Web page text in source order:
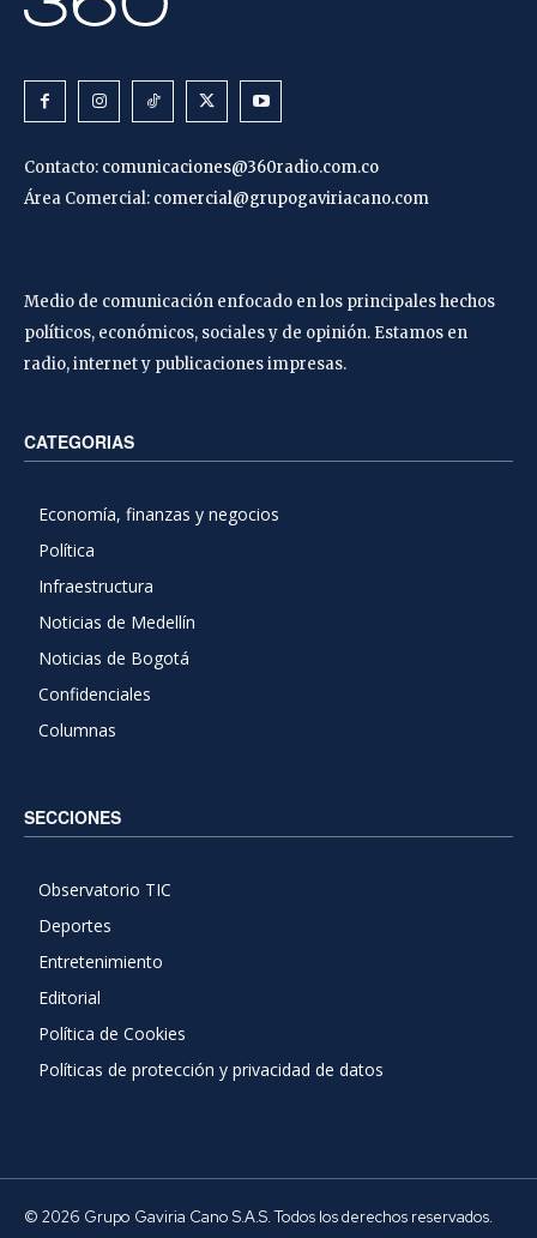
Contacto: comunicaciones@360radio.com.co
Área Comercial: comercial@grupogaviriacano.com
Medio de comunicación enfocado en los principales hechos
políticos, económicos, sociales y de opinión. Estamos en
radio, internet y publicaciones impresas.
CATEGORIAS
Economía, finanzas y negocios
Política
Infraestructura
Noticias de Medellín
Noticias de Bogotá
Confidenciales
Columnas
SECCIONES
Observatorio TIC
Deportes
Entretenimiento
Editorial
Política de Cookies
Políticas de protección y privacidad de datos
© 2026 Grupo Gaviria Cano S.A.S. Todos los derechos reservados.